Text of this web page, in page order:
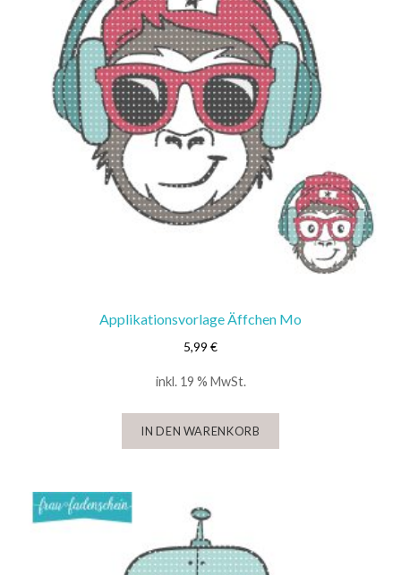
Applikationsvorlage Äffchen Mo
5,99 €
inkl. 19 % MwSt.
IN DEN WARENKORB